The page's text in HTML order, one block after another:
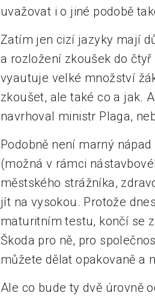
uvažovat i o jiné podobě
Zatím jen cizí jazyky mají
a rozložení zkoušek do
vyautuje velké množství
zkoušet, ale také co a jak.
navrhoval ministr Plaga,
Podobně není marný
(možná v rámci
městského strážníka,
jít na vysokou. Protože
maturitním testu, končí se
Škoda pro ně, pro
můžete dělat opakovaně a
Ale co bude ty dvě úrovně